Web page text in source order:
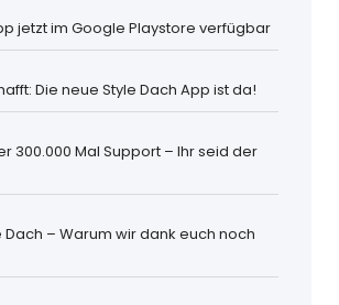
jetzt im Google Playstore verfügbar
Die neue Style Dach App ist da!
300.000 Mal Support – Ihr seid der
Dach – Warum wir dank euch noch